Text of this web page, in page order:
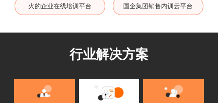
火的企业在线培训平台 国企集团销售内训云平台
行业解决方案